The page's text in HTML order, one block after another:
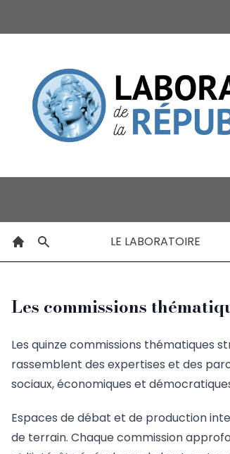
LE LABORATOIRE
Les commissions
Les quinze commissions thématiques
rassemblent des expertises et des
sociaux, économiques et
Espaces de débat et de production
de terrain. Chaque commission